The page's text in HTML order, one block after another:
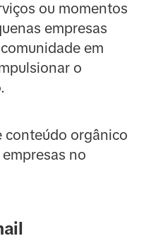
ou momentos
empresas
em
o
conteúdo orgânico
no